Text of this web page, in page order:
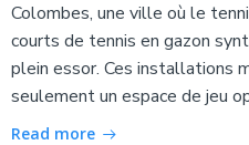
Colombes, une ville où le
courts de tennis en gazon
plein essor. Ces installations
seulement un espace de jeu
Read more